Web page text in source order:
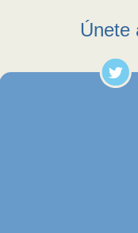
Únete